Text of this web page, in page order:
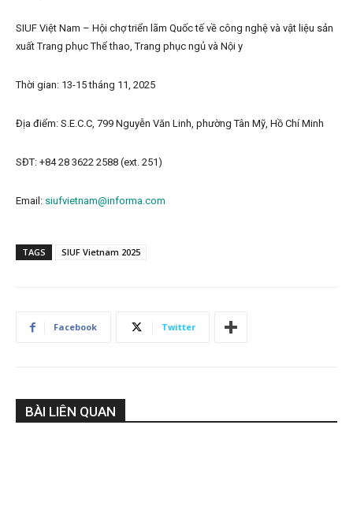
SIUF Việt Nam – Hội chợ triển lãm Quốc tế về công nghệ và vật liệu sản
xuất Trang phục Thể thao, Trang phục ngủ và Nội y
Thời gian: 13-15 tháng 11, 2025
Địa điểm: S.E.C.C, 799 Nguyễn Văn Linh, phường Tân Mỹ, Hồ Chí Minh
SĐT: +84 28 3622 2588 (ext. 251)
Email: siufvietnam@informa.com
TAGS SIUF Vietnam 2025
Facebook Twitter
BÀI LIÊN QUAN